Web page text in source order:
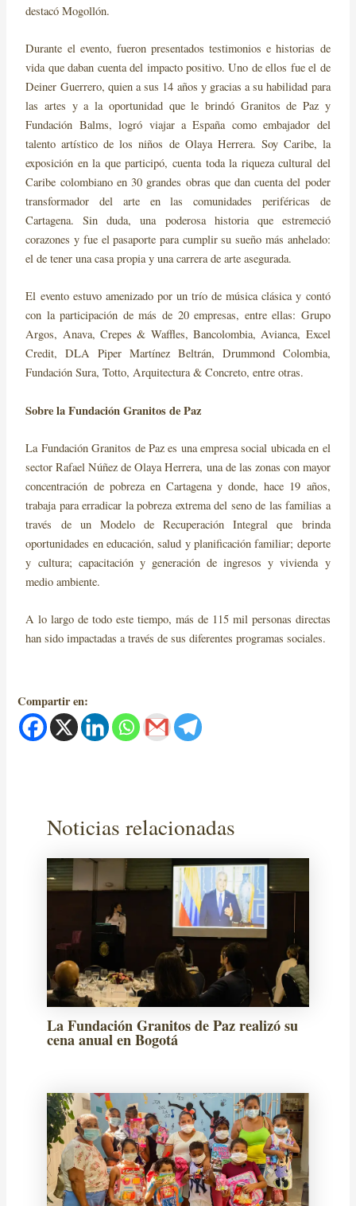
destacó Mogollón.
Durante el evento, fueron presentados testimonios e historias de
vida que daban cuenta del impacto positivo. Uno de ellos fue el de
Deiner Guerrero, quien a sus 14 años y gracias a su habilidad para
las artes y a la oportunidad que le brindó Granitos de Paz y
Fundación Balms, logró viajar a España como embajador del
talento artístico de los niños de Olaya Herrera. Soy Caribe, la
exposición en la que participó, cuenta toda la riqueza cultural del
Caribe colombiano en 30 grandes obras que dan cuenta del poder
transformador del arte en las comunidades periféricas de
Cartagena. Sin duda, una poderosa historia que estremeció
corazones y fue el pasaporte para cumplir su sueño más anhelado:
el de tener una casa propia y una carrera de arte asegurada.
El evento estuvo amenizado por un trío de música clásica y contó
con la participación de más de 20 empresas, entre ellas: Grupo
Argos, Anava, Crepes & Waffles, Bancolombia, Avianca, Excel
Credit, DLA Piper Martínez Beltrán, Drummond Colombia,
Fundación Sura, Totto, Arquitectura & Concreto, entre otras.
Sobre la Fundación Granitos de Paz
La Fundación Granitos de Paz es una empresa social ubicada en el
sector Rafael Núñez de Olaya Herrera, una de las zonas con mayor
concentración de pobreza en Cartagena y donde, hace 19 años,
trabaja para erradicar la pobreza extrema del seno de las familias a
través de un Modelo de Recuperación Integral que brinda
oportunidades en educación, salud y planificación familiar; deporte
y cultura; capacitación y generación de ingresos y vivienda y
medio ambiente.
A lo largo de todo este tiempo, más de 115 mil personas directas
han sido impactadas a través de sus diferentes programas sociales.
Compartir en:
Noticias relacionadas
La Fundación Granitos de Paz realizó su
cena anual en Bogotá